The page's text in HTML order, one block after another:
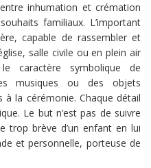
inhumation et crémation
familiaux. L’important
capable de rassembler et
salle civile ou en plein air
caractère symbolique de
musiques ou des objets
la cérémonie. Chaque détail
Le but n’est pas de suivre
trop brève d’un enfant en lui
et personnelle, porteuse de